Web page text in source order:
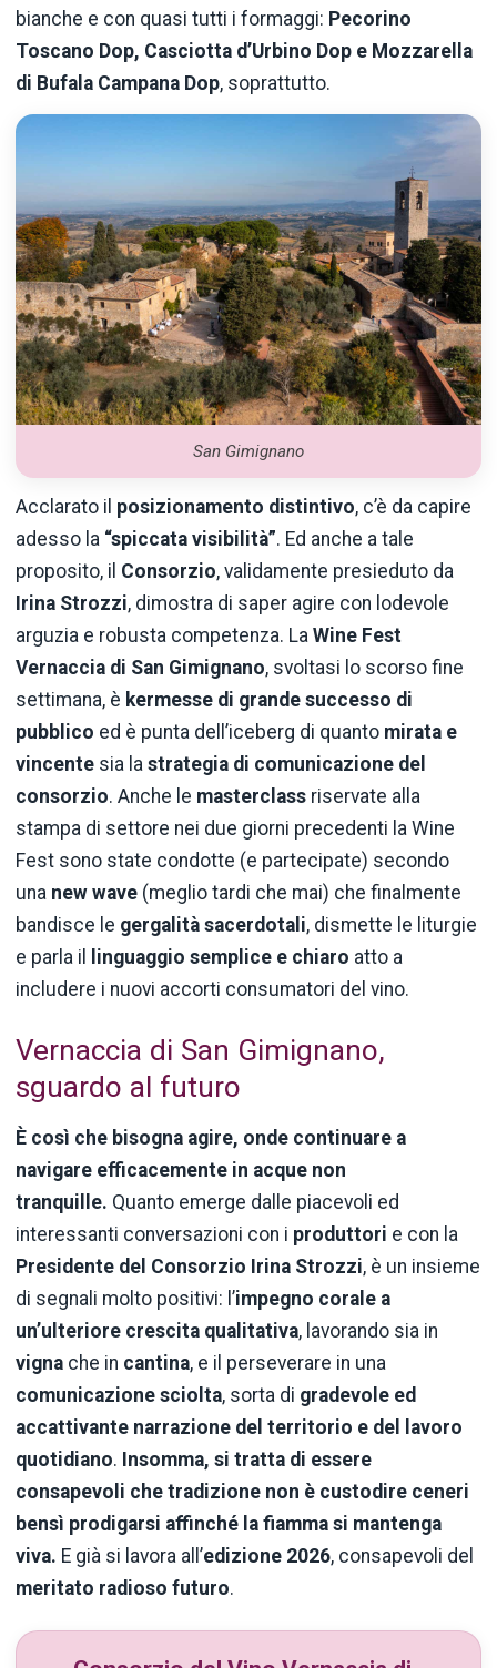
bianche e con quasi tutti i formaggi: Pecorino
Toscano Dop, Casciotta d’Urbino Dop e Mozzarella
di Bufala Campana Dop, soprattutto.
San Gimignano
Acclarato il posizionamento distintivo, c’è da capire
adesso la “spiccata visibilità”. Ed anche a tale
proposito, il Consorzio, validamente presieduto da
Irina Strozzi, dimostra di saper agire con lodevole
arguzia e robusta competenza. La Wine Fest
Vernaccia di San Gimignano, svoltasi lo scorso fine
settimana, è kermesse di grande successo di
pubblico ed è punta dell’iceberg di quanto mirata e
vincente sia la strategia di comunicazione del
consorzio. Anche le masterclass riservate alla
stampa di settore nei due giorni precedenti la Wine
Fest sono state condotte (e partecipate) secondo
una new wave (meglio tardi che mai) che finalmente
bandisce le gergalità sacerdotali, dismette le liturgie
e parla il
linguaggio semplice e chiaro atto a
includere i nuovi accorti consumatori del vino.
Vernaccia di San Gimignano,
sguardo al futuro
È così che bisogna agire, onde continuare a
navigare efficacemente in acque non
tranquille. Quanto emerge dalle piacevoli ed
interessanti conversazioni con i produttori e con la
Presidente del Consorzio Irina Strozzi, è un insieme
di segnali molto positivi: l’impegno corale a
un’ulteriore crescita qualitativa, lavorando sia in
vigna che in cantina, e il perseverare in una
comunicazione sciolta, sorta di gradevole ed
accattivante narrazione del territorio e del lavoro
quotidiano. Insomma, si tratta di essere
consapevoli che tradizione non è custodire ceneri
bensì prodigarsi affinché la fiamma si mantenga
viva. E già si lavora all’edizione 2026, consapevoli del
meritato radioso futuro.